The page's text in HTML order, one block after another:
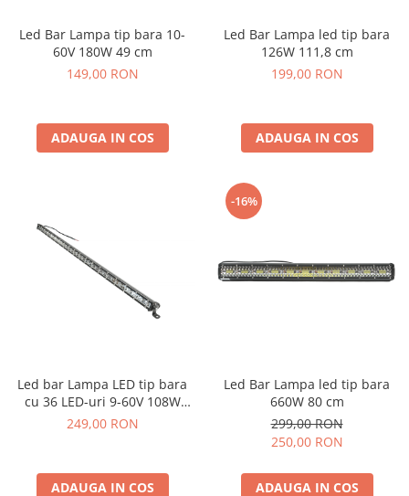
Accesorii & Consumabile
Atomizoare & Motopompe
Gard Electric
MotoCoase & Masina de tuns iarba
Casa Gradina Bricolaj
Jucarii Exterior
Aparat de Spalat
Aparate de Sudura
Masca Sudura
Led Bar Lampa tip bara 10-
60V 180W 49 cm
149,00 RON
ADAUGA IN COS
Led Bar Lampa led tip bara
126W 111,8 cm
199,00 RON
ADAUGA IN COS
Led bar Lampa LED tip bara
cu 36 LED-uri 9-60V 108W
6000K
249,00 RON
ADAUGA IN COS
-16%
Led Bar Lampa led tip bara
660W 80 cm
299,00 RON
250,00 RON
ADAUGA IN COS